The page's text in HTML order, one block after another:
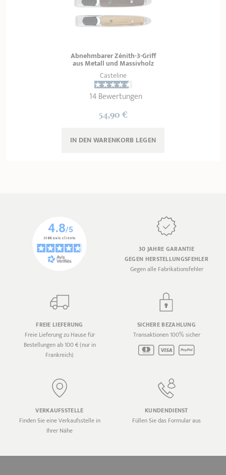
Abnehmbarer Zénith-3-Griff
aus Metall und Massivholz
Casteline
14 Bewertungen
54,90 €
LEGEN
30 JAHRE GARANTIE
GEGEN HERSTELLUNGSFEHLER
Gegen alle Fabrikationsfehler
FREIE LIEFERUNG
Freie Lieferung zu Hause für
Bestellungen ab 100 € (nur in
Frankreich)
SICHERE BEZAHLUNG
Transaktionen 100% sicher
VERKAUFSSTELLE
Finden Sie eine Verkaufsstelle in
Ihrer Nähe
KUNDENDIENST
Füllen Sie das Formular aus